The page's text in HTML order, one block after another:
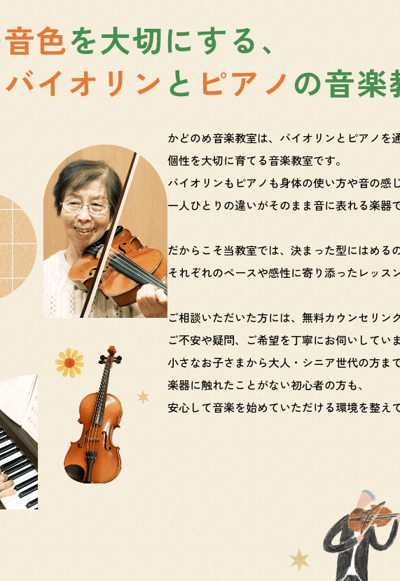
色を大切にする、
バイオリン と ピアノの音楽
かどのめ音楽教室は、バイオリンとピアノを通
個性を大切に育てる音楽教室です。
バイオリンもピアノも身体の使い方や音の感
一人ひとりの違いがそのまま音に表れる楽器で
だからこそ当教室では、決まった型にはめる
それぞれのペースや感性に寄り添ったレッス
ご相談いただいた方には、無料カウンセリン
ご不安や疑問、ご希望を丁寧にお伺いしていま
小さなお子さまから大人・シニア世代の方まで
楽器に触れたことがない初心者の方も、
安心して音楽を始めていただける環境を整え